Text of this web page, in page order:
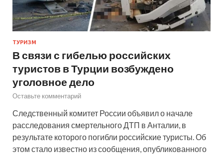
ТУРИЗМ
В связи с гибелью российских
туристов в Турции возбуждено
уголовное дело
Оставьте комментарий
Следственный комитет России объявил о начале
расследования смертельного ДТП в Анталии, в
результате которого погибли российские туристы. Об
этом стало известно из сообщения, опубликованного